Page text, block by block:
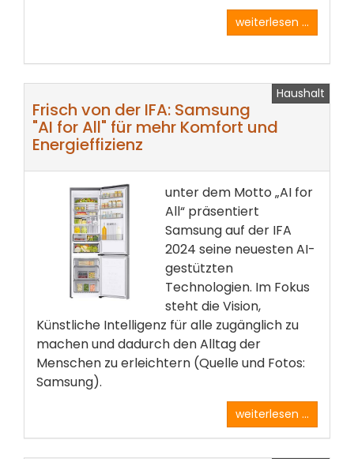
weiterlesen ...
Haushalt
Frisch von der IFA: Samsung
"AI for All" für mehr Komfort und
Energieffizienz
unter dem Motto „AI for
All“ präsentiert
Samsung auf der IFA
2024 seine neuesten AI-
gestützten
Technologien. Im Fokus
steht die Vision,
Künstliche Intelligenz für alle zugänglich zu
machen und dadurch den Alltag der
Menschen zu erleichtern (Quelle und Fotos:
Samsung).
weiterlesen ...